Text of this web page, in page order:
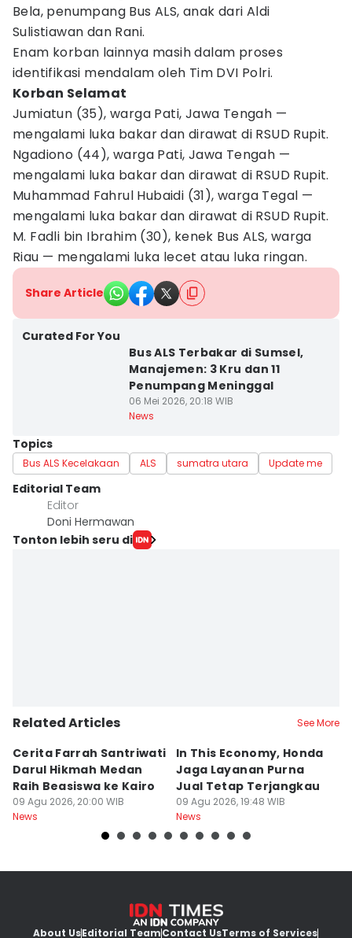
Bela, penumpang Bus ALS, anak dari Aldi
Sulistiawan dan Rani.
Enam korban lainnya masih dalam proses
identifikasi mendalam oleh Tim DVI Polri.
Korban Selamat
Jumiatun (35), warga Pati, Jawa Tengah —
mengalami luka bakar dan dirawat di RSUD Rupit.
Ngadiono (44), warga Pati, Jawa Tengah —
mengalami luka bakar dan dirawat di RSUD Rupit.
Muhammad Fahrul Hubaidi (31), warga Tegal —
mengalami luka bakar dan dirawat di RSUD Rupit.
M. Fadli bin Ibrahim (30), kenek Bus ALS, warga
Riau — mengalami luka lecet atau luka ringan.
Share Article
Curated For You
Bus ALS Terbakar di Sumsel,
Manajemen: 3 Kru dan 11
Penumpang Meninggal
06 Mei 2026, 20:18 WIB
News
Topics
Bus ALS Kecelakaan ALS sumatra utara Update me
Editorial Team
Editor
Doni Hermawan
Tonton lebih seru di
Related Articles See More
Cerita Farrah Santriwati
Darul Hikmah Medan
Raih Beasiswa ke Kairo
09 Agu 2026, 20:00 WIB
News
In This Economy, Honda
Jaga Layanan Purna
Jual Tetap Terjangkau
09 Agu 2026, 19:48 WIB
News
About UsEditorial TeamContact UsTerms of Services